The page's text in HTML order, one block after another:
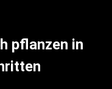
pflanzen in